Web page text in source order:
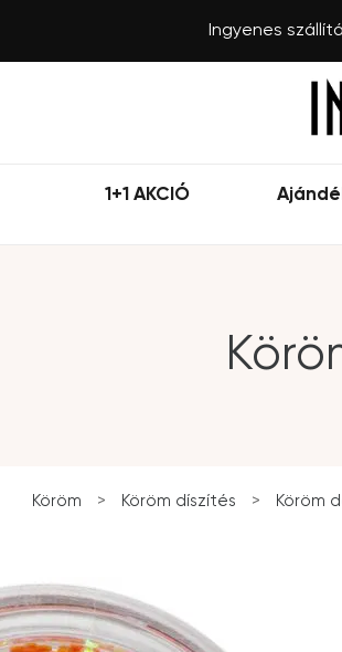
Ingyenes
1+1 AKCIÓ
Köröm > Köröm díszítés > Köröm